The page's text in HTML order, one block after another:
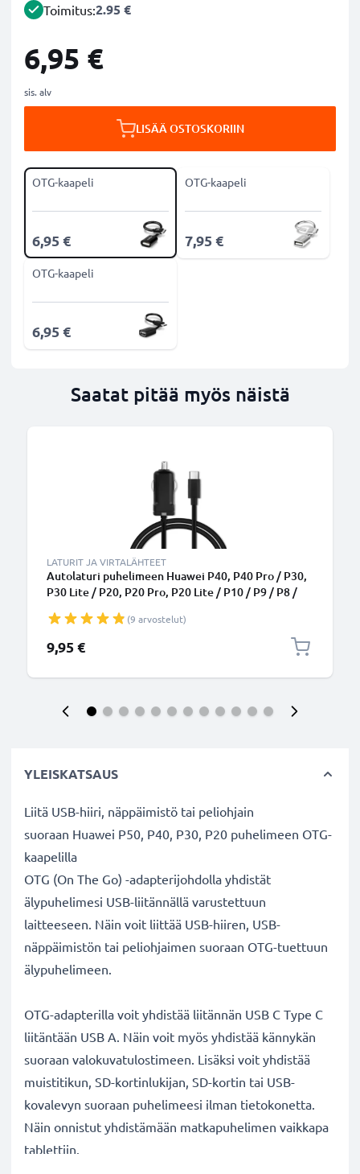
Toimitus:2.95 €
6,95 €
sis. alv
LISÄÄ OSTOSKORIIN
OTG-kaapeli
6,95 €
OTG-kaapeli
7,95 €
OTG-kaapeli
6,95 €
Saatat pitää myös näistä
LATURIT JA VIRTALÄHTEET
Autolaturi puhelimeen Huawei P40, P40 Pro / P30,
P30 Lite / P20, P20 Pro, P20 Lite / P10 / P9 / P8 /
12W, 2.4A, tupakansytytinlaturin johto 1.1m
(9 arvostelut)
9,95 €
YLEISKATSAUS
Liitä USB-hiiri, näppäimistö tai peliohjain
suoraan Huawei P50, P40, P30, P20 puhelimeen OTG-
kaapelilla
OTG (On The Go) -adapterijohdolla yhdistät
älypuhelimesi USB-liitännällä varustettuun
laitteeseen. Näin voit liittää USB-hiiren, USB-
näppäimistön tai peliohjaimen suoraan OTG-tuettuun
älypuhelimeen.
OTG-adapterilla voit yhdistää liitännän USB C Type C
liitäntään USB A. Näin voit myös yhdistää kännykän
suoraan valokuvatulostimeen. Lisäksi voit yhdistää
muistitikun, SD-kortinlukijan, SD-kortin tai USB-
kovalevyn suoraan puhelimeesi ilman tietokonetta.
Näin onnistut yhdistämään matkapuhelimen vaikkapa
tablettiin.